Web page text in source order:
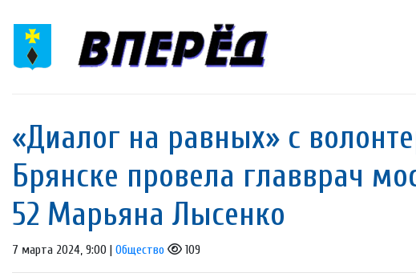
«Диалог на равных» с
Брянске провела главврач
52 Марьяна Лысенко
7 марта 2024, 9:00 | Общество 109